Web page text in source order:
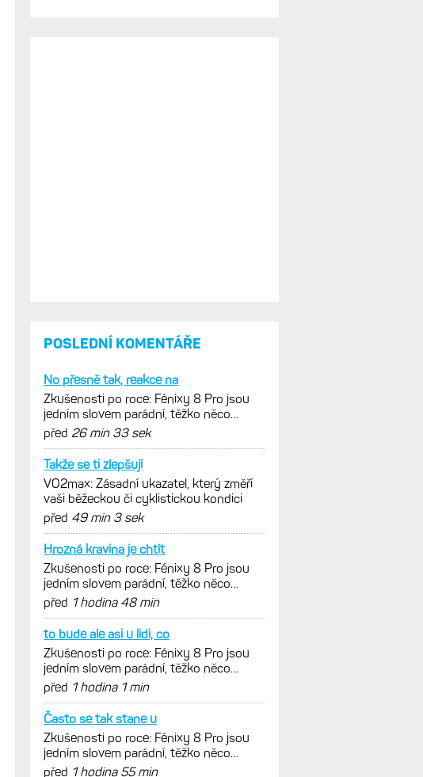
POSLEDNÍ KOMENTÁŘE
No přesně tak, reakce na
Zkušenosti po roce: Fénixy 8 Pro jsou
jedním slovem parádní, těžko něco
vytknout. Ale ta nositelnost
před 26 min 33 sek
Takže se ti zlepšují
VO2max: Zásadní ukazatel, který změří
vaši běžeckou či cyklistickou kondici
před 49 min 3 sek
Hrozná kravina je chtít
Zkušenosti po roce: Fénixy 8 Pro jsou
jedním slovem parádní, těžko něco
vytknout. Ale ta nositelnost
před 1 hodina 48 min
to bude ale asi u lidi, co
Zkušenosti po roce: Fénixy 8 Pro jsou
jedním slovem parádní, těžko něco
vytknout. Ale ta nositelnost
před 1 hodina 1 min
Často se tak stane u
Zkušenosti po roce: Fénixy 8 Pro jsou
jedním slovem parádní, těžko něco
vytknout. Ale ta nositelnost
před 1 hodina 55 min